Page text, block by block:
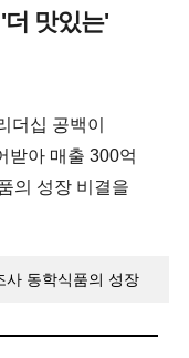
맛있는'
더십 공백이
받아 매출 300억
의 성장 비결을
사 동학식품의 성장